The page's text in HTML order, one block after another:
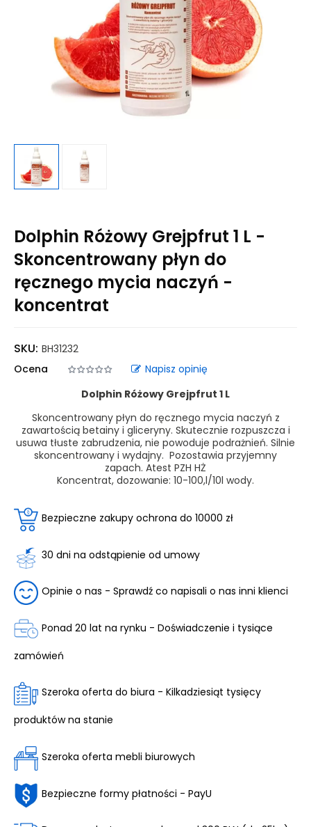
Dolphin Różowy Grejpfrut 1 L -
Skoncentrowany płyn do
ręcznego mycia naczyń -
koncentrat
SKU: BH31232
Ocena
Napisz opinię
Dolphin Różowy Grejpfrut 1 L
Skoncentrowany płyn do ręcznego mycia naczyń z
zawartością betainy i gliceryny. Skutecznie rozpuszcza i
usuwa tłuste zabrudzenia, nie powoduje podrażnień. Silnie
skoncentrowany i wydajny. Pozostawia przyjemny
zapach. Atest PZH HŻ
Koncentrat, dozowanie: 10-100,l/10l wody.
Bezpieczne zakupy ochrona do 10000 zł
30 dni na odstąpienie od umowy
Opinie o nas - Sprawdź co napisali o nas inni klienci
Ponad 20 lat na rynku - Doświadczenie i tysiące
zamówień
Szeroka oferta do biura - Kilkadziesiąt tysięcy
produktów na stanie
Szeroka oferta mebli biurowych
Bezpieczne formy płatności - PayU